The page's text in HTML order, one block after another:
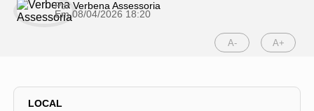
Por Verbena Assessoria
Em 08/04/2026 18:20
A- A+
LOCAL